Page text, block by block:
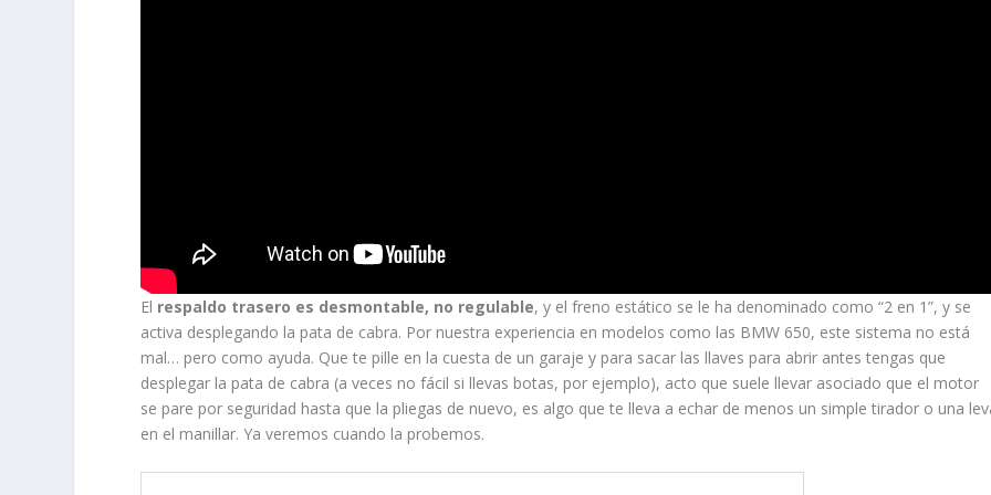
El respaldo trasero es desmontable, no regulable, y el freno estático se le ha denominado como “2 en 1”, y se
activa desplegando la pata de cabra. Por nuestra experiencia en modelos como las BMW 650, este sistema no está
mal… pero como ayuda. Que te pille en la cuesta de un garaje y para sacar las llaves para abrir antes tengas que
desplegar la pata de cabra (a veces no fácil si llevas botas, por ejemplo), acto que suele llevar asociado que el motor
se pare por seguridad hasta que la pliegas de nuevo, es algo que te lleva a echar de menos un simple tirador o una
en el manillar. Ya veremos cuando la probemos.